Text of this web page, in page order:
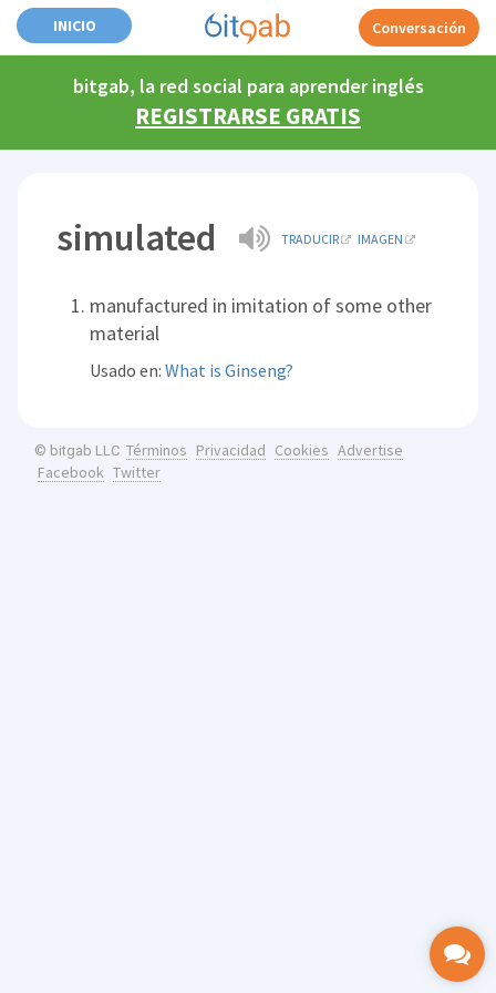
INICIO Conversación
bitgab, la red social para aprender inglés
REGISTRARSE GRATIS
simulated TRADUCIR IMAGEN
manufactured in imitation of some other
material
Usado en:What is Ginseng?
© bitgab LLC Términos Privacidad Cookies Advertise
Facebook Twitter